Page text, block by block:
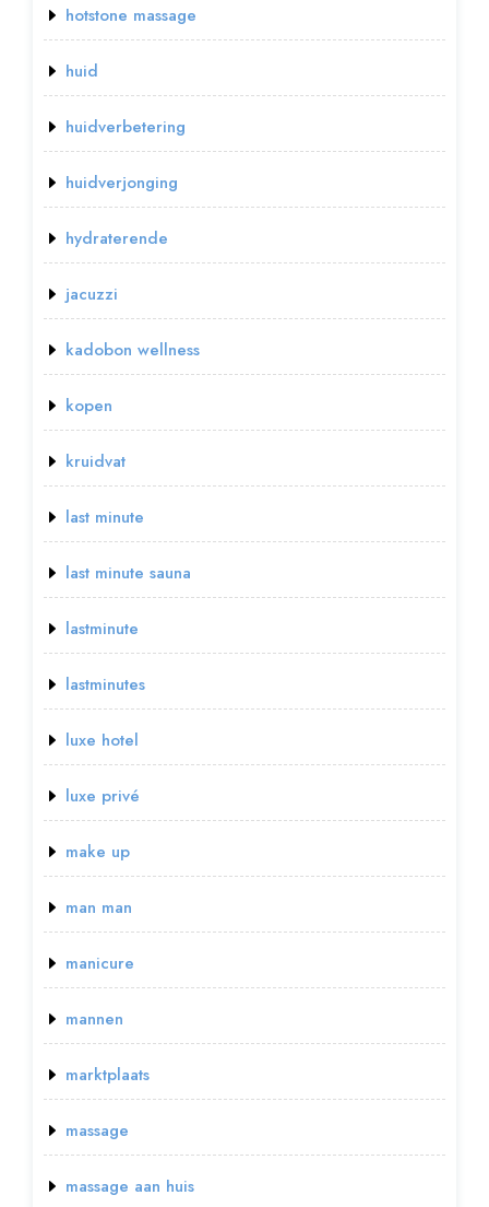
hotstone massage
huid
huidverbetering
huidverjonging
hydraterende
jacuzzi
kadobon wellness
kopen
kruidvat
last minute
last minute sauna
lastminute
lastminutes
luxe hotel
luxe privé
make up
man man
manicure
mannen
marktplaats
massage
massage aan huis